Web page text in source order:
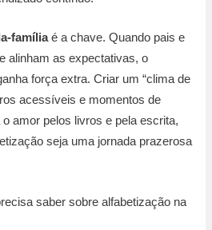
famíliaé a chave. Quando pais e
alinham as expectativas, o
força extra. Criar um “clima de
acessíveis e momentos de
amor pelos livros e pela escrita,
seja uma jornada prazerosa
saber sobre alfabetização na